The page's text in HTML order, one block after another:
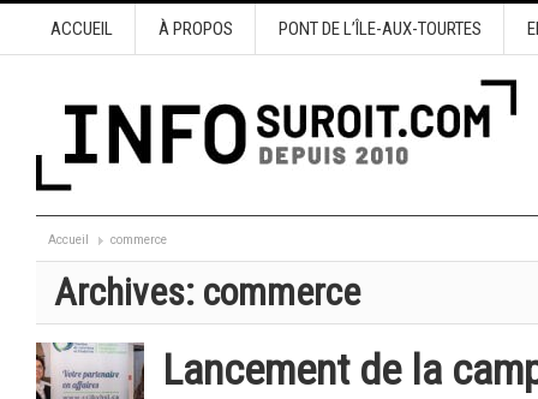
ACCUEIL À PROPOS PONT DE L’ÎLE-AUX-TOURTES
Accueil commerce
Archives: commerce
Lancement de la